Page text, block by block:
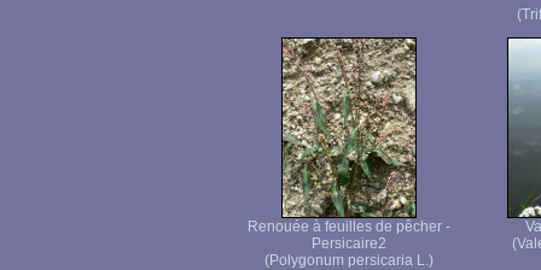
Renouée à feuilles de pêcher -
Persicaire2
(Polygonum persicaria L.)